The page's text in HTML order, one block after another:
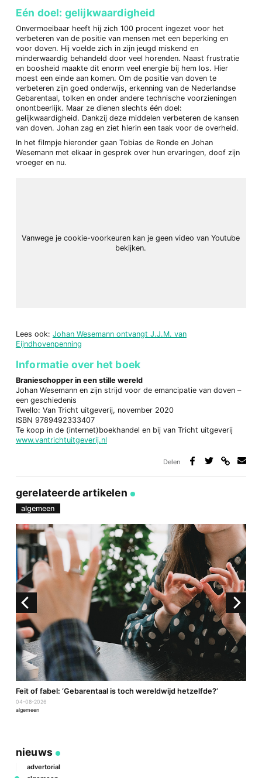
Eén doel: gelijkwaardigheid
Onvermoeibaar heeft hij zich 100 procent ingezet voor het
verbeteren van de positie van mensen met een beperking en
voor doven. Hij voelde zich in zijn jeugd miskend en
minderwaardig behandeld door veel horenden. Naast frustratie
en boosheid maakte dit enorm veel energie bij hem los. Hier
moest een einde aan komen. Om de positie van doven te
verbeteren zijn goed onderwijs, erkenning van de Nederlandse
Gebarentaal, tolken en onder andere technische voorzieningen
onontbeerlijk. Maar ze dienen slechts één doel:
gelijkwaardigheid. Dankzij deze middelen verbeteren de kansen
van doven. Johan zag en ziet hierin een taak voor de overheid.
In het filmpje hieronder gaan Tobias de Ronde en Johan
Wesemann met elkaar in gesprek over hun ervaringen, doof zijn
vroeger en nu.
Vanwege je cookie-voorkeuren kan je geen video van Youtube
bekijken.
Lees ook: Johan Wesemann ontvangt J.J.M. van
Eijndhovenpenning
Informatie over het boek
Branieschopper in een stille wereld
Johan Wesemann en zijn strijd voor de emancipatie van doven –
een geschiedenis
Twello: Van Tricht uitgeverij, november 2020
ISBN 9789492333407
Te koop in de (internet)boekhandel en bij van Tricht uitgeverij
www.vantrichtuitgeverij.nl
Delen
gerelateerde artikelen
algemeen
Feit of fabel: ‘Gebarentaal is toch wereldwijd hetzelfde?’
04-08-2026
algemeen
nieuws
advertorial